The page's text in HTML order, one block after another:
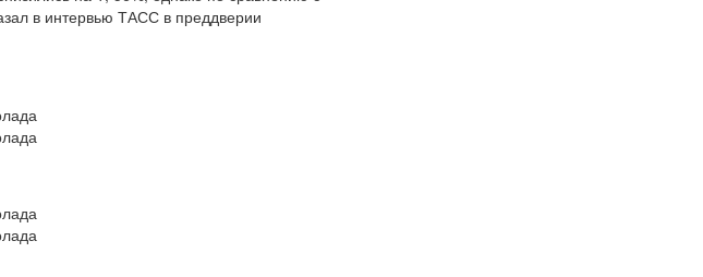
в интервью ТАСС в преддверии